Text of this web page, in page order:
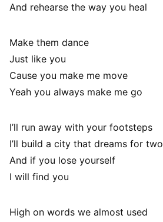
And rehearse the way you heal
Make them dance
Just like you
Cause you make me move
Yeah you always make me go
I’ll run away with your footsteps
I’ll build a city that dreams for two
And if you lose yourself
I will find you
High on words we almost used